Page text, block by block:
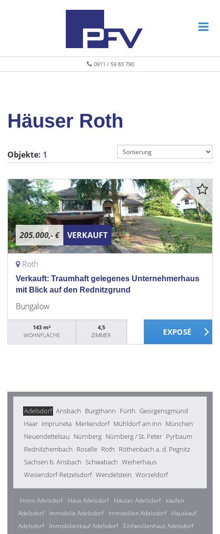
0911 / 59 83 790
Häuser Roth
Objekte: 1
205.000,- € VERKAUFT
Roth
Verkauft: Traumhaft gelegenes Unternehmerhaus
mit Blick auf den Rednitzgrund
Bungalow
143 m²
WOHNFLÄCHE
4,5
ZIMMER
Adelsdorf Ansbach Burgthann Fürth Georgensgmünd
Haar Impruneta Merkendorf Mühldorf am Inn München
Neuendettelsau Nürnberg Nürnberg / St. Peter Pyrbaum
Rednitzhembach Roselle Roth Röthenbach a. d. Pegnitz
Sachsen b. Ansbach Schwabach Weiherhaus
Weisendorf-Retzelsdorf Wendelstein Worzeldorf
Immo Adelsdorf Haus Adelsdorf Häuser Adelsdorf
kaufen
Adelsdorf
Immobilie Adelsdorf Immobilien Adelsdorf
Hauskauf
Adelsdorf
Immobilienkauf Adelsdorf
Einfamilienhaus Adelsdorf